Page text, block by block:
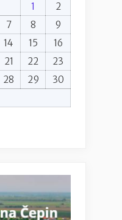
1
2
7 8
9
14 15
16
21 22
23
28 29
30